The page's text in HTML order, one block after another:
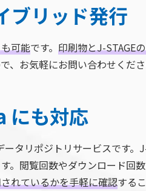
ブリッド発行
可能です。 印刷物とJ-STAGE
、お気軽にお問い合わせくださ
にも対応
タリポジトリサービスです
。閲覧回数やダウンロード回
れているかを手軽に確認する